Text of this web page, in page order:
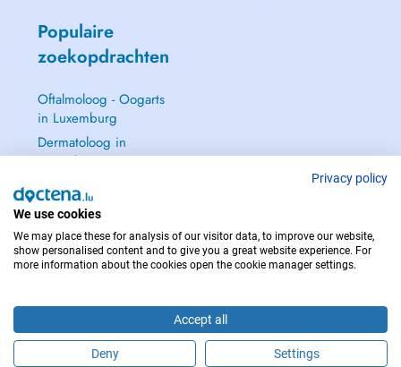
Populaire
zoekopdrachten
Oftalmoloog - Oogarts
in Luxemburg
Dermatoloog in
Luxemburg
Huisarts in Luxemburg
Gynaecoloog in
Luxemburg
Zie alle →
NEEM IN GEVAL VAN NOOD CONTACT OP MET : 112
Privacy policy
We use cookies
We may place these for analysis of our visitor data, to improve our website,
show personalised content and to give you a great website experience. For
more information about the cookies open the cookie manager settings.
Accept all
Deny Settings